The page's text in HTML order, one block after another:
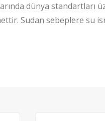
dünya standartları
Sudan sebeplere su